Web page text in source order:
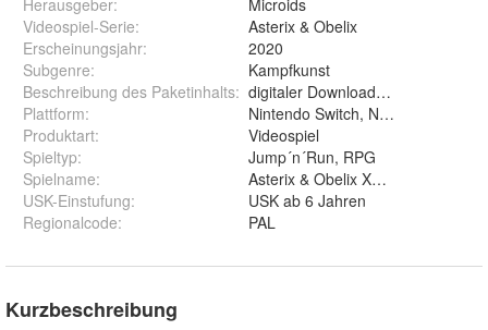
Herausgeber:
Microids
Videospiel-Serie:
Asterix & Obelix
Erscheinungsjahr:
2020
Subgenre:
Kampfkunst
Beschreibung des Paketinhalts: digitaler Downloadcode
Plattform:
Nintendo Switch, Nintendo Switch
Produktart:
Videospiel
Spieltyp:
Jump´n´Run, RPG
Spielname:
Asterix & Obelix XXL: Remastered
USK-Einstufung:
USK ab 6 Jahren
Regionalcode: PAL
Kurzbeschreibung